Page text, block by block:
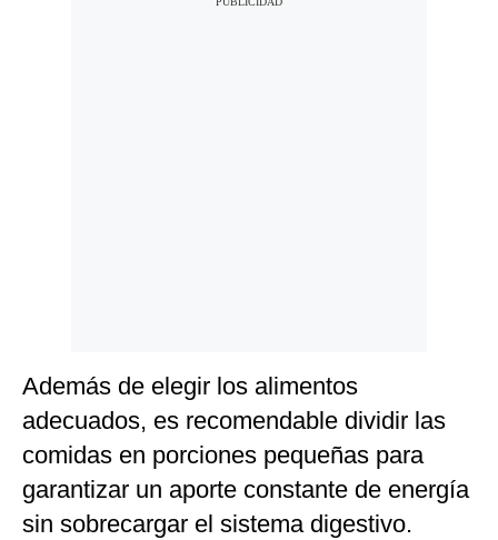
Además de elegir los alimentos
adecuados, es recomendable dividir las
comidas en porciones pequeñas para
garantizar un aporte constante de energía
sin sobrecargar el sistema digestivo.